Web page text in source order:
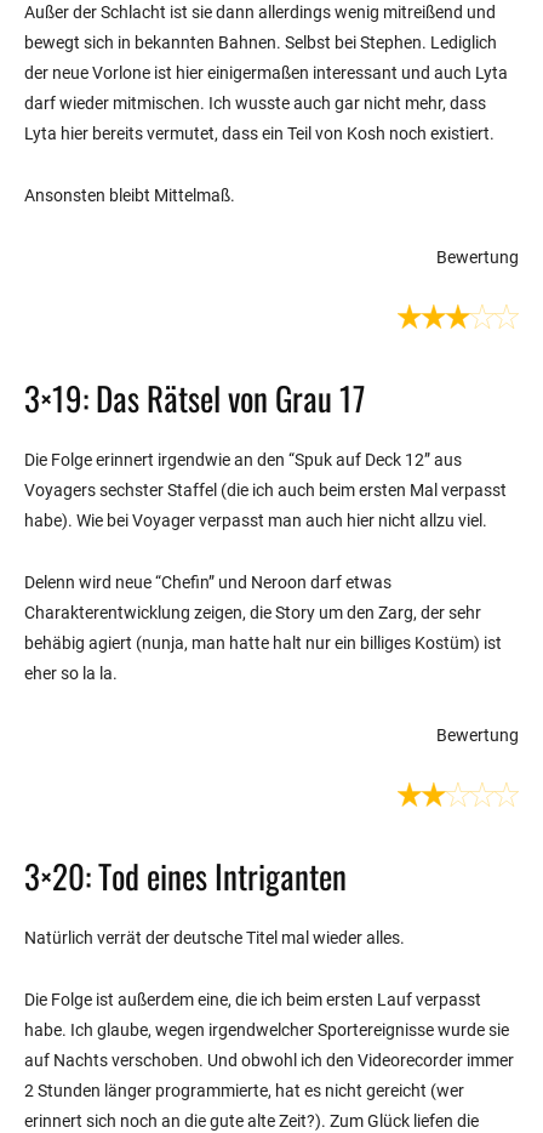
Außer der Schlacht ist sie dann allerdings wenig mitreißend und
bewegt sich in bekannten Bahnen. Selbst bei Stephen. Lediglich
der neue Vorlone ist hier einigermaßen interessant und auch Lyta
darf wieder mitmischen. Ich wusste auch gar nicht mehr, dass
Lyta hier bereits vermutet, dass ein Teil von Kosh noch existiert.
Ansonsten bleibt Mittelmaß.
Bewertung
3×19: Das Rätsel von Grau 17
Die Folge erinnert irgendwie an den “Spuk auf Deck 12” aus
Voyagers sechster Staffel (die ich auch beim ersten Mal verpasst
habe). Wie bei Voyager verpasst man auch hier nicht allzu viel.
Delenn wird neue “Chefin” und Neroon darf etwas
Charakterentwicklung zeigen, die Story um den Zarg, der sehr
behäbig agiert (nunja, man hatte halt nur ein billiges Kostüm) ist
eher so la la.
Bewertung
3×20: Tod eines Intriganten
Natürlich verrät der deutsche Titel mal wieder alles.
Die Folge ist außerdem eine, die ich beim ersten Lauf verpasst
habe. Ich glaube, wegen irgendwelcher Sportereignisse wurde sie
auf Nachts verschoben. Und obwohl ich den Videorecorder immer
2 Stunden länger programmierte, hat es nicht gereicht (wer
erinnert sich noch an die gute alte Zeit?). Zum Glück liefen die